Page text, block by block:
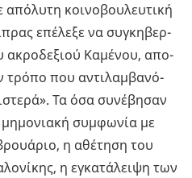
από­λυ­τη κοι­νο­βου­λευ­τι­κή
επέ­λε­ξε να συ­γκη­βερ­
ακρο­δε­ξιού Κα­μέ­νου, απο­
τρόπο που αντι­λαμ­βα­νό­
Τα όσα συ­νέ­βη­σαν
συμ­φω­νία με
η αθέ­τη­ση του
η εγκα­τά­λει­ψη των